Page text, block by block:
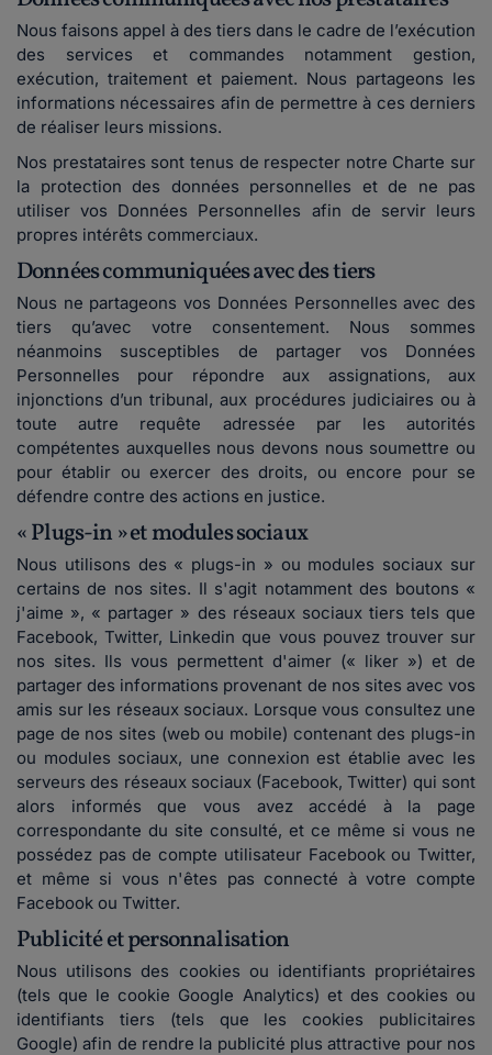
Nous faisons appel à des tiers dans le cadre de l’exécution
des services et commandes notamment gestion,
exécution, traitement et paiement. Nous partageons les
informations nécessaires afin de permettre à ces derniers
de réaliser leurs missions.
Nos prestataires sont tenus de respecter notre Charte sur
la protection des données personnelles et de ne pas
utiliser vos Données Personnelles afin de servir leurs
propres intérêts commerciaux.
Données communiquées avec des tiers
Nous ne partageons vos Données Personnelles avec des
tiers qu’avec votre consentement. Nous sommes
néanmoins susceptibles de partager vos Données
Personnelles pour répondre aux assignations, aux
injonctions d’un tribunal, aux procédures judiciaires ou à
toute autre requête adressée par les autorités
compétentes auxquelles nous devons nous soumettre ou
pour établir ou exercer des droits, ou encore pour se
défendre contre des actions en justice.
« Plugs-in » et modules sociaux
Nous utilisons des « plugs-in » ou modules sociaux sur
certains de nos sites. Il s'agit notamment des boutons «
j'aime », « partager » des réseaux sociaux tiers tels que
Facebook, Twitter, Linkedin que vous pouvez trouver sur
nos sites. Ils vous permettent d'aimer (« liker ») et de
partager des informations provenant de nos sites avec vos
amis sur les réseaux sociaux. Lorsque vous consultez une
page de nos sites (web ou mobile) contenant des plugs-in
ou modules sociaux, une connexion est établie avec les
serveurs des réseaux sociaux (Facebook, Twitter) qui sont
alors informés que vous avez accédé à la page
correspondante du site consulté, et ce même si vous ne
possédez pas de compte utilisateur Facebook ou Twitter,
et même si vous n'êtes pas connecté à votre compte
Facebook ou Twitter.
Publicité et personnalisation
Nous utilisons des cookies ou identifiants propriétaires
(tels que le cookie Google Analytics) et des cookies ou
identifiants tiers (tels que les cookies publicitaires
Google) afin de rendre la publicité plus attractive pour nos